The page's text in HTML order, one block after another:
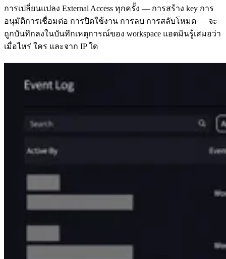
การเปลี่ยนแปลง External Access ทุกครั้ง — การสร้าง key การ
อนุมัติการเชื่อมต่อ การปิดใช้งาน การลบ การสลับโหมด — จะ
ถูกบันทึกลงในบันทึกเหตุการณ์ของ workspace แอดมินรู้เสมอว่า
เมื่อไหร่ ใคร และจาก IP ใด